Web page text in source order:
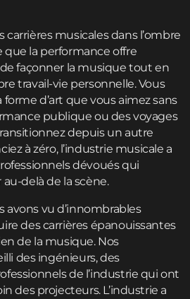
carrières musicales dans l’ombre
la performance offre
façonner la musique tout en
travail-vie personnelle. Vous
d’art que vous aimez sans
publique ou des voyages
depuis un autre
à zéro, l’industrie musicale a
dévoués qui
delà de la scène.
avons vu d’innombrables
des carrières épanouissantes
de la musique. Nos
des ingénieurs, des
de l’industrie qui ont
des projecteurs. L’industrie a